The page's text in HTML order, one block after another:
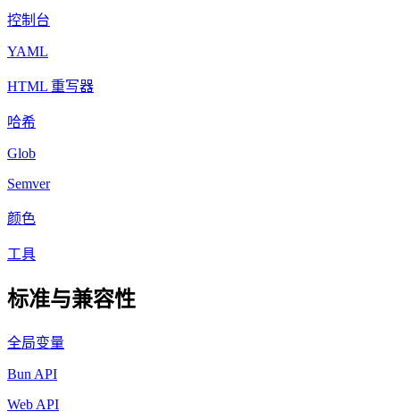
控制台
YAML
HTML 重写器
哈希
Glob
Semver
颜色
工具
标准与兼容性
全局变量
Bun API
Web API